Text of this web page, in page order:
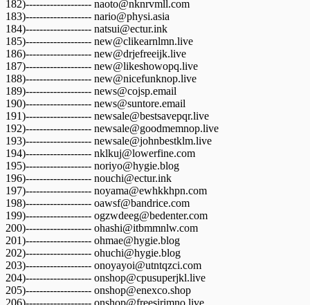
182)------------------- naoto@nknrvmll.com
183)------------------- nario@physi.asia
184)------------------- natsui@ectur.ink
185)------------------- new@clikearnlmn.live
186)------------------- new@drjefreeijk.live
187)------------------- new@likeshowopq.live
188)------------------- new@nicefunknop.live
189)------------------- news@cojsp.email
190)------------------- news@suntore.email
191)------------------- newsale@bestsavepqr.live
192)------------------- newsale@goodmemnop.live
193)------------------- newsale@johnbestklm.live
194)------------------- nklkuj@lowerfine.com
195)------------------- noriyo@hygie.blog
196)------------------- nouchi@ectur.ink
197)------------------- noyama@ewhkkhpn.com
198)------------------- oawsf@bandrice.com
199)------------------- ogzwdeeg@bedenter.com
200)------------------- ohashi@itbmmnlw.com
201)------------------- ohmae@hygie.blog
202)------------------- ohuchi@hygie.blog
203)------------------- onoyayoi@utntqzci.com
204)------------------- onshop@cpusuperjkl.live
205)------------------- onshop@enexco.shop